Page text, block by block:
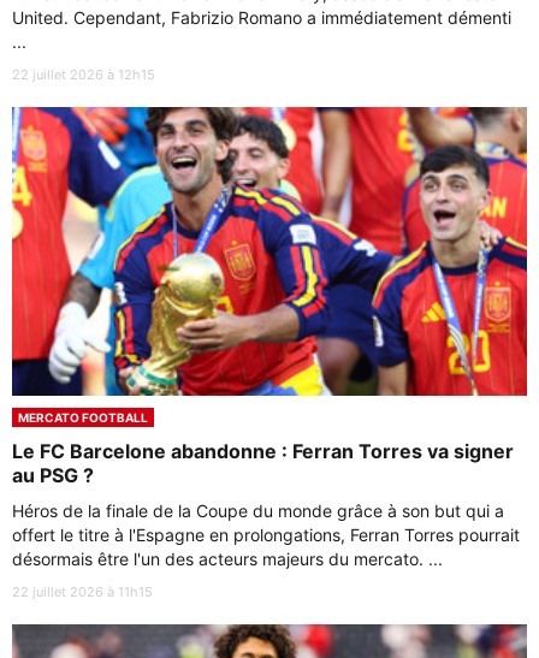
United. Cependant, Fabrizio Romano a immédiatement démenti
...
22 juillet 2026 à 12h15
MERCATO FOOTBALL
Le FC Barcelone abandonne : Ferran Torres va signer
au PSG ?
Héros de la finale de la Coupe du monde grâce à son but qui a
offert le titre à l'Espagne en prolongations, Ferran Torres pourrait
désormais être l'un des acteurs majeurs du mercato. ...
22 juillet 2026 à 11h15